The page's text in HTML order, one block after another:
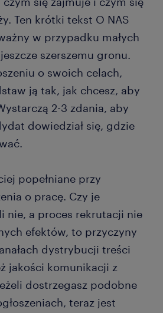
Ten krótki tekst O NAS
w przypadku małych
szerszemu gronu.
o swoich celach,
ją tak, jak chcesz, aby
2-3 zdania, aby
dowiedział się, gdzie
popełniane przy
o pracę. Czy je
nie, a proces rekrutacji nie
efektów, to przyczyny
dystrybucji treści
jakości komunikacji z
dostrzegasz podobne
teraz jest